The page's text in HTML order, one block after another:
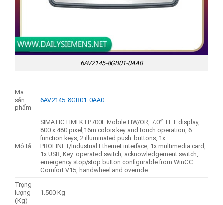
6AV2145-8GB01-0AA0
Mã
sản
phẩm
6AV2145-8GB01-0AA0
Mô tả
SIMATIC HMI KTP700F Mobile HW/OR, 7.0″ TFT display,
800 x 480 pixel,16m colors key and touch operation, 6
function keys, 2 illuminated push-buttons, 1x
PROFINET/Industrial Ethernet interface, 1x multimedia card,
1x USB, Key-operated switch, acknowledgement switch,
emergency stop/stop button configurable from WinCC
Comfort V15, handwheel and override
Trọng
lượng
(Kg)
1.500 Kg